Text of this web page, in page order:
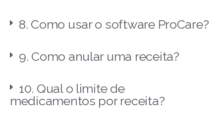
8. Como usar o software ProCare?
9. Como anular uma receita?
10. Qual o limite de
medicamentos por receita?